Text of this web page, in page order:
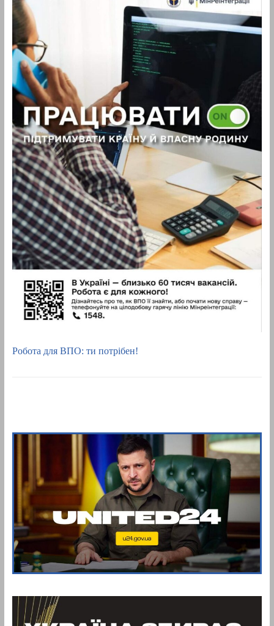
Робота для ВПО: ти потрібен!